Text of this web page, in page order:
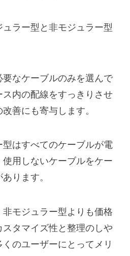
ラー型と非モジュラー型
なケーブルのみを選んで
内の配線をすっきりさせ
善にも寄与します。
はすべてのケーブルが電
用しないケーブルをケー
ります。
モジュラー型よりも価格
タマイズ性と整理のしや
のユーザーにとってメリ